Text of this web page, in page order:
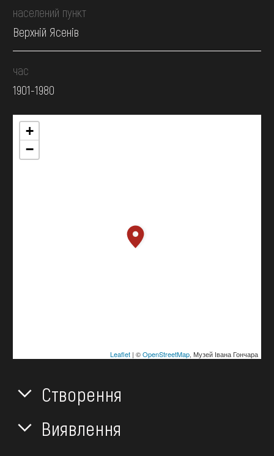
населений пункт
Верхній Ясенів
час
1901-1980
+
−
Leaflet| ©OpenStreetMap, Музей Івана Гончара
Створення
Виявлення